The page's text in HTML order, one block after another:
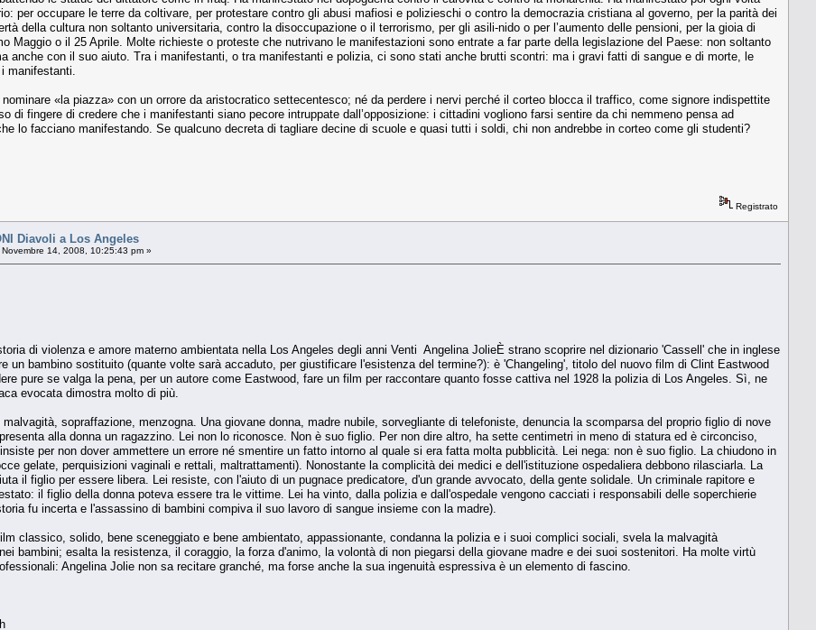
per occupare le terre da coltivare, per protestare contro gli abusi mafiosi e polizieschi o contro la democrazia cristiana al governo, per la parità dei
della cultura non soltanto universitaria, contro la disoccupazione o il terrorismo, per gli asili-nido o per l’aumento delle pensioni, per la gioia di
Maggio o il 25 Aprile. Molte richieste o proteste che nutrivano le manifestazioni sono entrate a far parte della legislazione del Paese: non soltanto
anche con il suo aiuto. Tra i manifestanti, o tra manifestanti e polizia, ci sono stati anche brutti scontri: ma i gravi fatti di sangue e di morte, le
manifestanti.
nominare «la piazza» con un orrore da aristocratico settecentesco; né da perdere i nervi perché il corteo blocca il traffico, come signore indispettite
di fingere di credere che i manifestanti siano pecore intruppate dall’opposizione: i cittadini vogliono farsi sentire da chi nemmeno pensa ad
lo facciano manifestando. Se qualcuno decreta di tagliare decine di scuole e quasi tutti i soldi, chi non andrebbe in corteo come gli studenti?
Registrato
Diavoli a Los Angeles
Novembre 14, 2008, 10:25:43 pm »
di violenza e amore materno ambientata nella Los Angeles degli anni Venti Angelina JolieÈ strano scoprire nel dizionario 'Cassell' che in inglese
un bambino sostituito (quante volte sarà accaduto, per giustificare l'esistenza del termine?): è 'Changeling', titolo del nuovo film di Clint Eastwood
pure se valga la pena, per un autore come Eastwood, fare un film per raccontare quanto fosse cattiva nel 1928 la polizia di Los Angeles. Sì, ne
evocata dimostra molto di più.
sopraffazione, menzogna. Una giovane donna, madre nubile, sorvegliante di telefoniste, denuncia la scomparsa del proprio figlio di nove
alla donna un ragazzino. Lei non lo riconosce. Non è suo figlio. Per non dire altro, ha sette centimetri in meno di statura ed è circonciso,
per non dover ammettere un errore né smentire un fatto intorno al quale si era fatta molta pubblicità. Lei nega: non è suo figlio. La chiudono in
gelate, perquisizioni vaginali e rettali, maltrattamenti). Nonostante la complicità dei medici e dell'istituzione ospedaliera debbono rilasciarla. La
il figlio per essere libera. Lei resiste, con l'aiuto di un pugnace predicatore, d'un grande avvocato, della gente solidale. Un criminale rapitore e
il figlio della donna poteva essere tra le vittime. Lei ha vinto, dalla polizia e dall'ospedale vengono cacciati i responsabili delle soperchierie
fu incerta e l'assassino di bambini compiva il suo lavoro di sangue insieme con la madre).
classico, solido, bene sceneggiato e bene ambientato, appassionante, condanna la polizia e i suoi complici sociali, svela la malvagità
bambini; esalta la resistenza, il coraggio, la forza d'animo, la volontà di non piegarsi della giovane madre e dei suoi sostenitori. Ha molte virtù
Angelina Jolie non sa recitare granché, ma forse anche la sua ingenuità espressiva è un elemento di fascino.